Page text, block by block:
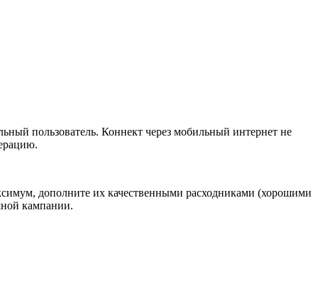
пользователь. Коннект через мобильный интернет не
дополните их качественными расходниками (хорошими
кампании.